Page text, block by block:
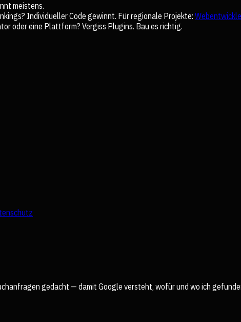
meistens.
Individueller Code gewinnt. Für regionale Projekte:
oder eine Plattform? Vergiss Plugins. Bau es richtig.
gedacht — damit Google versteht, wofür und wo ich